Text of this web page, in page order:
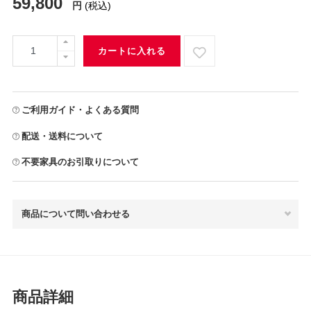
円 (税込)
カートに入れる
ご利用ガイド・よくある質問
配送・送料について
不要家具のお引取りについて
商品について問い合わせる
商品詳細